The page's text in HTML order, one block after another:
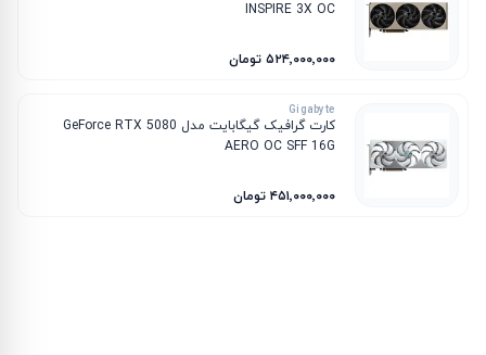
INSPIRE 3X OC
۵۲۴٬۰۰۰٬۰۰۰ تومان
Gigabyte
کارت گرافیک گیگابایت مدل GeForce RTX 5080
AERO OC SFF 16G
۴۵۱٬۰۰۰٬۰۰۰ تومان